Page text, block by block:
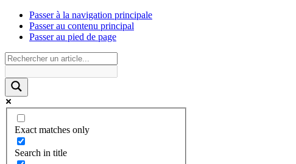
Passer à la navigation principale
Passer au contenu principal
Passer au pied de page
Exact matches only
Search in title